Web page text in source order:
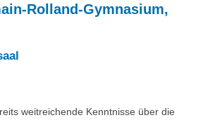
Rolland-Gymnasium,
weitreichende Kenntnisse über die